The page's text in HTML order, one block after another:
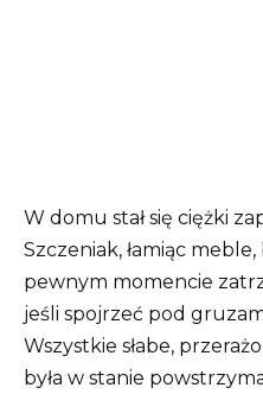
W domu stał się ciężki
Szczeniak, łamiąc
pewnym momencie
jeśli spojrzeć pod
Wszystkie słabe,
była w stanie